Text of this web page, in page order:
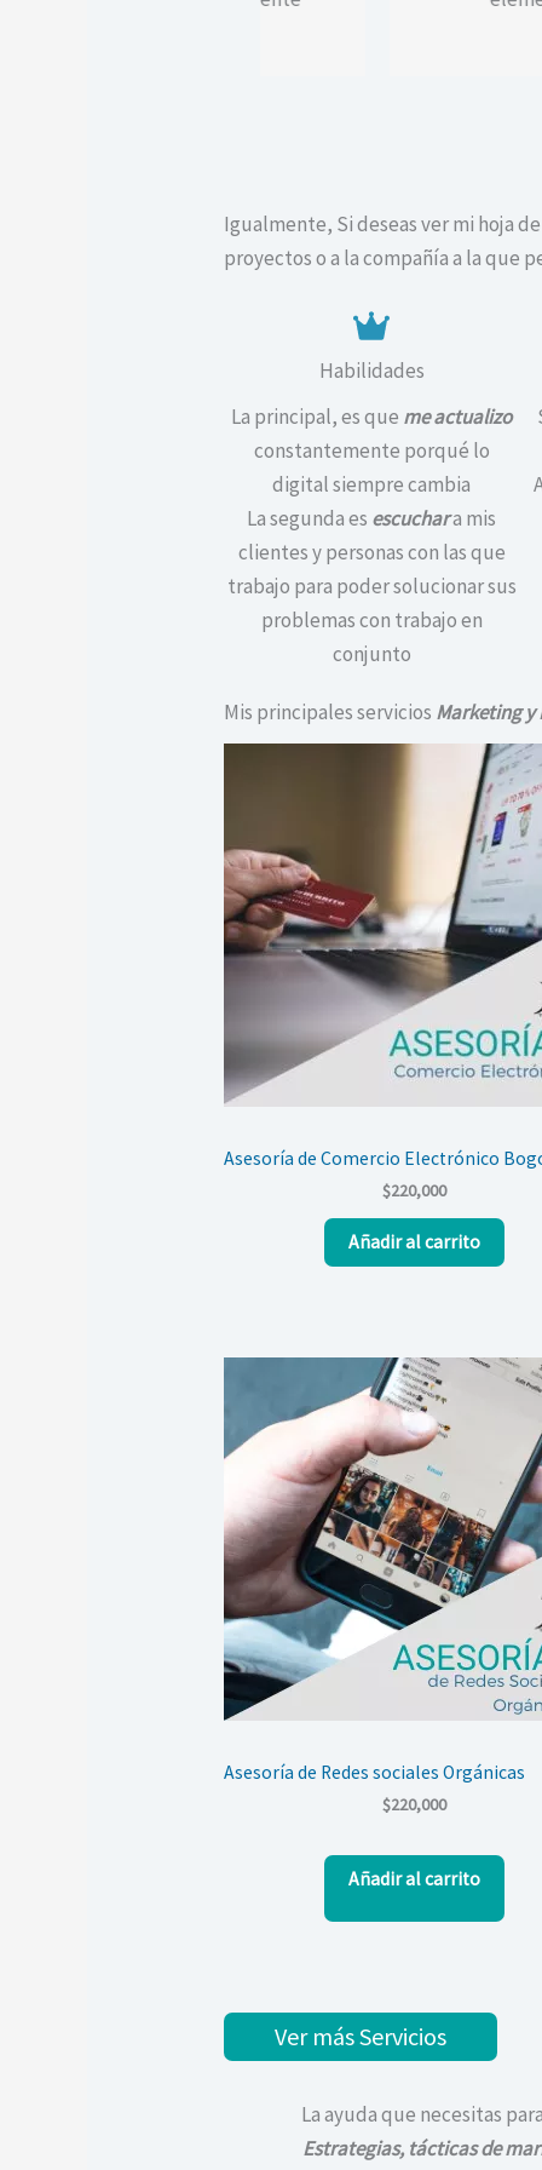
Igualmente, Si deseas ver mi hoja
proyectos o a la compañía a la que
Habilidades
La principal, es que me actualizo
constantemente porqué lo
digital siempre cambia
La segunda es escuchara mis
clientes y personas con las que
trabajo para poder solucionar sus
problemas con trabajo en
conjunto
Mis principales servicios Marketing
Asesoría de Comercio Electrónico
$220,000
Añadir al carrito
Asesoría de Redes sociales Orgánicas
$220,000
Añadir al carrito
Ver más Servicios
La ayuda que necesitas
Estrategias, tácticas de